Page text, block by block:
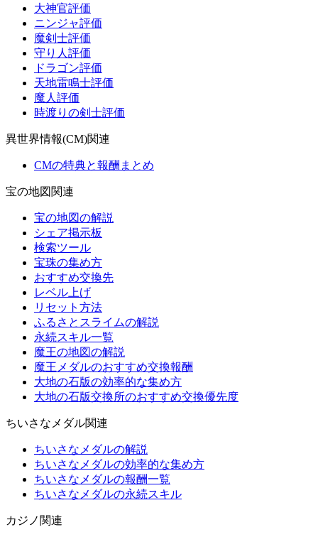
大神官評価
ニンジャ評価
魔剣士評価
守り人評価
ドラゴン評価
天地雷鳴士評価
魔人評価
時渡りの剣士評価
異世界情報(CM)関連
CMの特典と報酬まとめ
宝の地図関連
宝の地図の解説
シェア掲示板
検索ツール
宝珠の集め方
おすすめ交換先
レベル上げ
リセット方法
ふるさとスライムの解説
永続スキル一覧
魔王の地図の解説
魔王メダルのおすすめ交換報酬
大地の石版の効率的な集め方
大地の石版交換所のおすすめ交換優先度
ちいさなメダル関連
ちいさなメダルの解説
ちいさなメダルの効率的な集め方
ちいさなメダルの報酬一覧
ちいさなメダルの永続スキル
カジノ関連